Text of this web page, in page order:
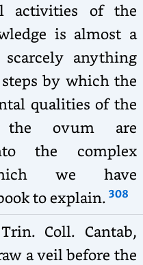
activities of the
is almost a
anything
by which the
qualities of the
the ovum are
the complex
we have
to explain. 308
Coll. Cantab,
a veil before the